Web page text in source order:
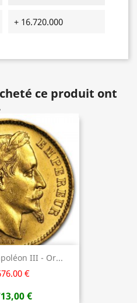
+ 16.720.000
ce produit ont
III - Or...
€
€